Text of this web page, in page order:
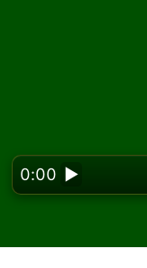
0:00 ▶